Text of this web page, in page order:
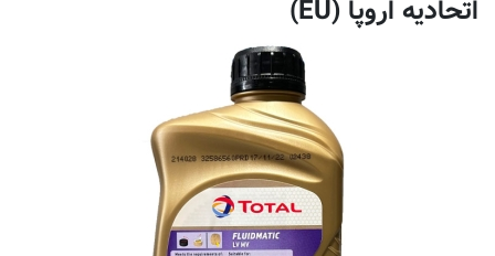
اتحادیه اروپا (EU)